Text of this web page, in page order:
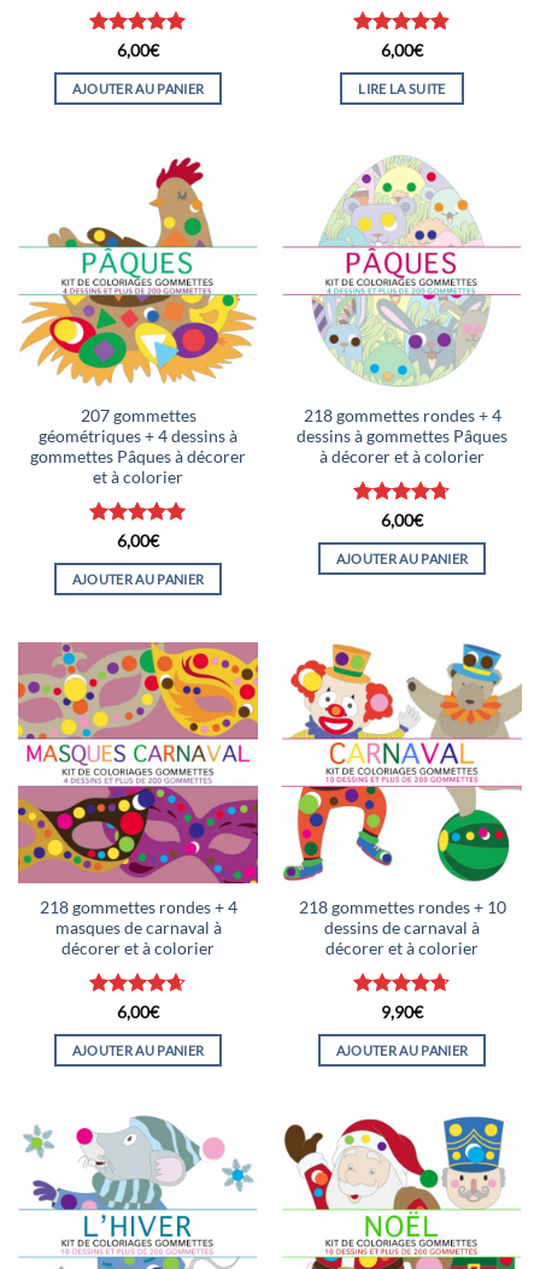
Note5sur
5
6,00€
AJOUTER AU PANIER
Note4.8
sur 5
6,00€
LIRE LA SUITE
207 gommettes
géométriques + 4 dessins à
gommettes Pâques à décorer
et à colorier
Note5sur
5
6,00€
AJOUTER AU PANIER
218 gommettes rondes + 4
dessins à gommettes Pâques
à décorer et à colorier
Note4.67
sur 5
6,00€
AJOUTER AU PANIER
218 gommettes rondes + 4
masques de carnaval à
décorer et à colorier
Note4.63
sur 5
6,00€
AJOUTER AU PANIER
218 gommettes rondes + 10
dessins de carnaval à
décorer et à colorier
Note4.67
sur 5
9,90€
AJOUTER AU PANIER